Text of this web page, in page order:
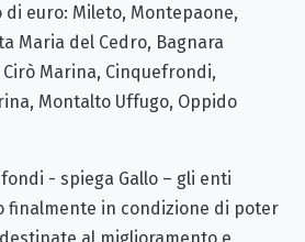
di euro: Mileto, Montepaone,
Maria del Cedro, Bagnara
Cirò Marina, Cinquefrondi,
Montalto Uffugo, Oppido
- spiega Gallo – gli enti
finalmente in condizione di poter
al miglioramento e